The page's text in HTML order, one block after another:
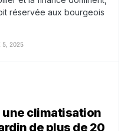
réservée aux bourgeois
5, 2025
climatisation
de plus de 20